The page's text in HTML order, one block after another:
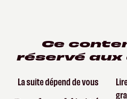
Ce
réservé aux
La suite dépend de vous